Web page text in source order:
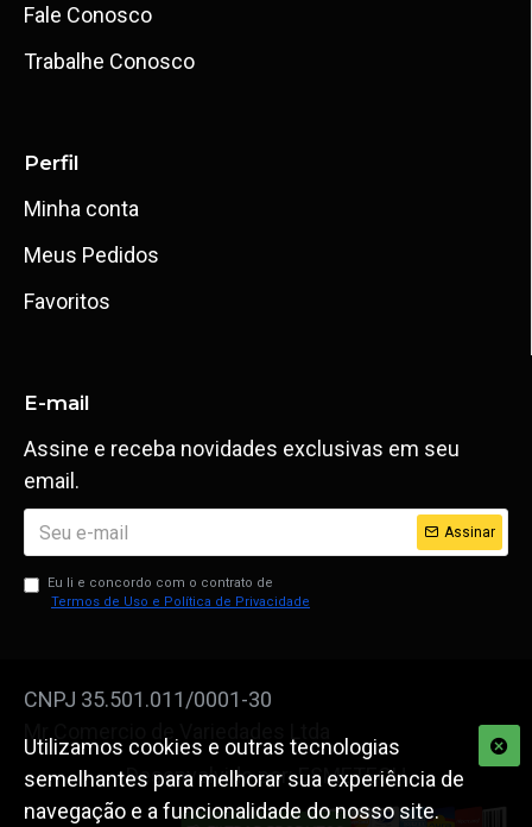
Fale Conosco
Trabalhe Conosco
Perfil
Minha conta
Meus Pedidos
Favoritos
E-mail
Assine e receba novidades exclusivas em seu
email.
Assinar
Eu li e concordo com o contrato de
Termos de Uso e Política de Privacidade
CNPJ 35.501.011/0001-30
Mr Comercio de Variedades Ltda
Desenvolvido por: ESMETECH
Utilizamos cookies e outras tecnologias
semelhantes para melhorar sua experiência de
navegação e a funcionalidade do nosso site.